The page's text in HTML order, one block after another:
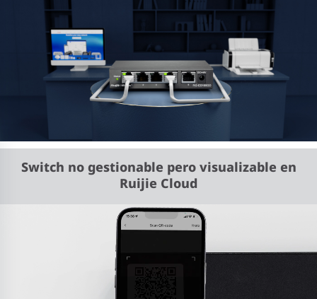
Switch no gestionable pero visualizable en
Ruijie Cloud